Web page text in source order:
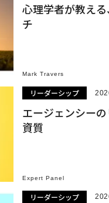
心理学者が教え
チ
Mark Travers
リーダーシップ
エージェンシー
資質
Expert Panel
リーダーシップ